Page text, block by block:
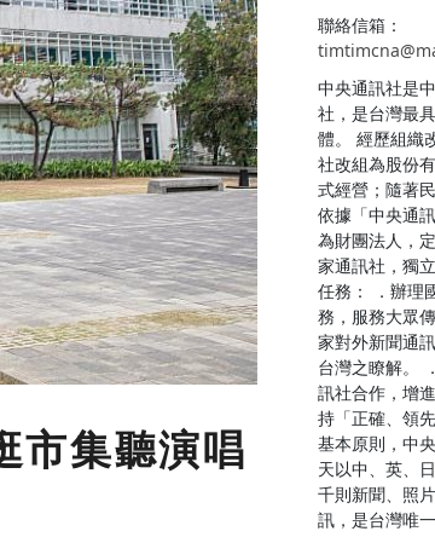
市集聽演唱
聯絡信箱：
中央通訊社是
社，是台灣最
體。 經歷組織
社改組為股份
式經營；隨著
依據「中央通
為財團法人，
家通訊社，獨
任務： ．辦理
務，服務大眾
家對外新聞通
台灣之瞭解。
訊社合作，增
持「正確、領
基本原則，中
天以中、英、
千則新聞、照
訊，是台灣唯